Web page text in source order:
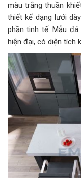
màu trắng thuần
thiết kế dạng lưới
phần tinh tế. Mẫu
hiện đại, có diện tích